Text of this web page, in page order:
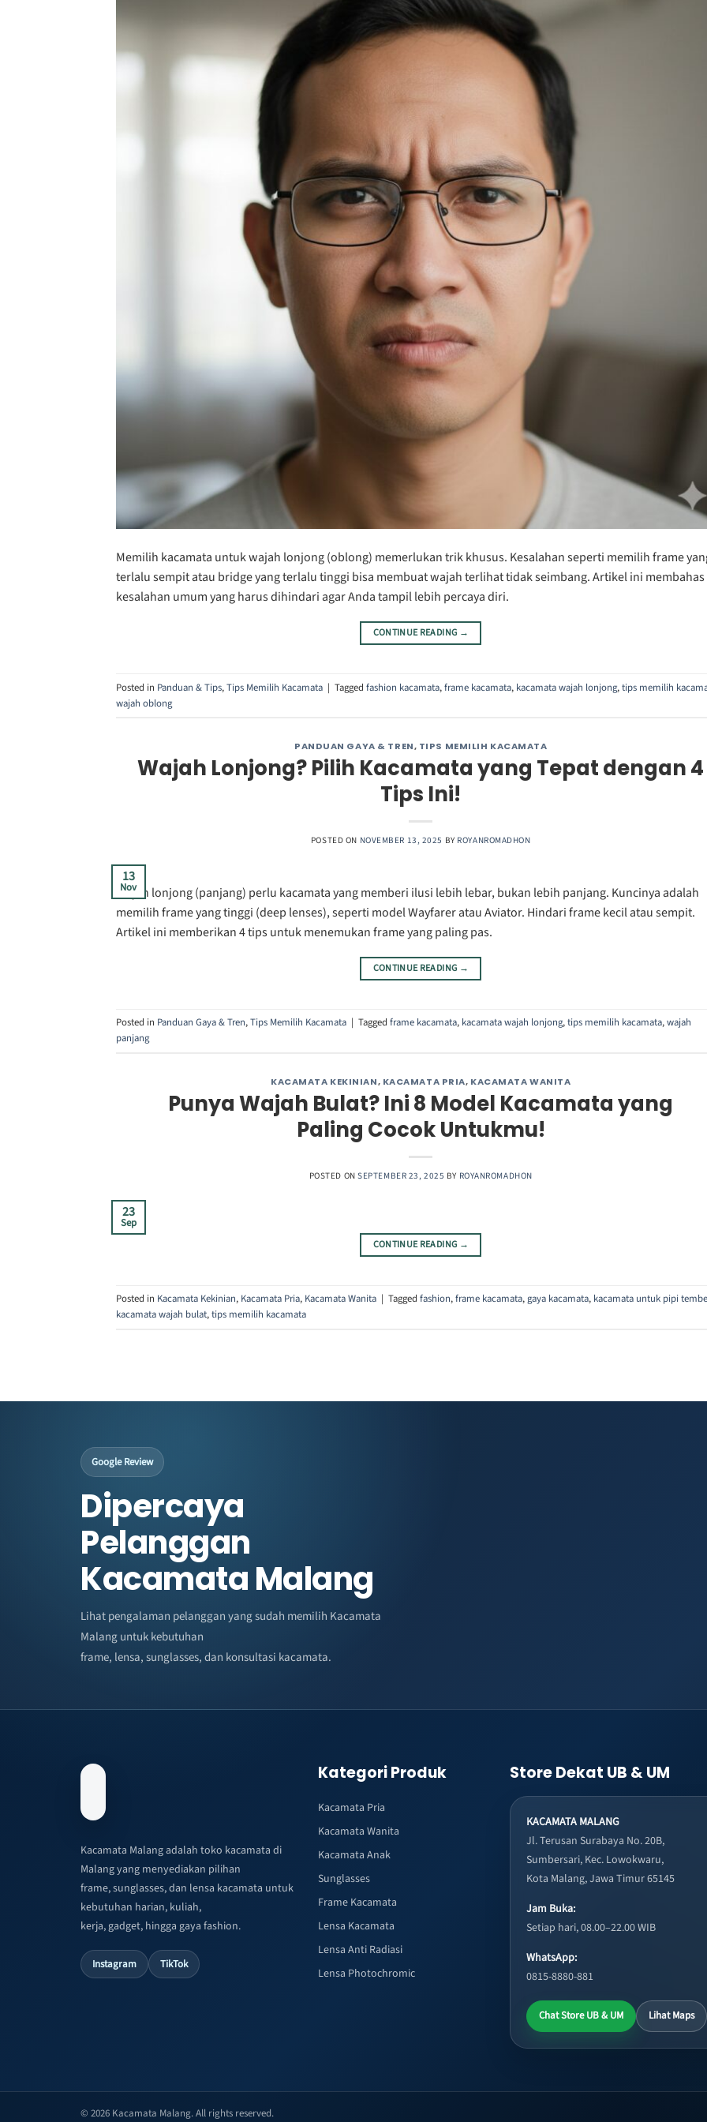
Memilih kacamata untuk wajah lonjong (oblong) memerlukan trik khusus. Kesalahan seperti memilih frame
terlalu sempit atau bridge yang terlalu tinggi bisa membuat wajah terlihat tidak seimbang. Artikel ini membahas
kesalahan umum yang harus dihindari agar Anda tampil lebih percaya diri.
CONTINUE READING →
Posted in Panduan & Tips,Tips Memilih Kacamata | Tagged fashion kacamata,frame kacamata, kacamata wajah lonjong,tips memilih
wajah oblong
PANDUAN GAYA & TREN, TIPS MEMILIH KACAMATA
Wajah Lonjong? Pilih Kacamata yang Tepat dengan 4
Tips Ini!
POSTED ON NOVEMBER 13, 2025 BY ROYANROMADHON
13
Nov
Wajah lonjong (panjang) perlu kacamata yang memberi ilusi lebih lebar, bukan lebih panjang. Kuncinya adalah
memilih frame yang tinggi (deep lenses), seperti model Wayfarer atau Aviator. Hindari frame kecil atau sempit.
Artikel ini memberikan 4 tips untuk menemukan frame yang paling pas.
CONTINUE READING →
Posted in Panduan Gaya & Tren,Tips Memilih Kacamata | Tagged frame kacamata, kacamata wajah lonjong,tips memilih kacamata,wajah
panjang
KACAMATA KEKINIAN, KACAMATA PRIA, KACAMATA WANITA
Punya Wajah Bulat? Ini 8 Model Kacamata yang
Paling Cocok Untukmu!
POSTED ONSEPTEMBER 23, 2025 BY ROYANROMADHON
23
Sep
CONTINUE READING →
Posted in Kacamata Kekinian, Kacamata Pria, Kacamata Wanita | Tagged fashion,frame kacamata,gaya kacamata, kacamata untuk pipi
kacamata wajah bulat,tips memilih kacamata
Google Review
Dipercaya
Pelanggan
Kacamata Malang
Lihat pengalaman pelanggan yang sudah memilih Kacamata
Malang untuk kebutuhan
frame, lensa, sunglasses, dan konsultasi kacamata.
Kacamata Malang adalah toko kacamata di
Malang yang menyediakan pilihan
frame, sunglasses, dan lensa kacamata untuk
kebutuhan harian, kuliah,
kerja, gadget, hingga gaya fashion.
Instagram TikTok
Kategori Produk
Kacamata Pria
Kacamata Wanita
Kacamata Anak
Sunglasses
Frame Kacamata
Lensa Kacamata
Lensa Anti Radiasi
Lensa Photochromic
Store Dekat UB & UM
KACAMATA MALANG
Jl. Terusan Surabaya No. 20B,
Sumbersari, Kec. Lowokwaru,
Kota Malang, Jawa Timur 65145
Jam Buka:
Setiap hari, 08.00–22.00 WIB
WhatsApp:
0815-8880-881
Chat Store UB & UM Lihat Maps
© 2026 Kacamata Malang. All rights reserved.